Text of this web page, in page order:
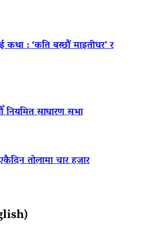
: ‘कति बस्छौं माइतीघर’ र
साधारण सभा
तोलामा चार हजार